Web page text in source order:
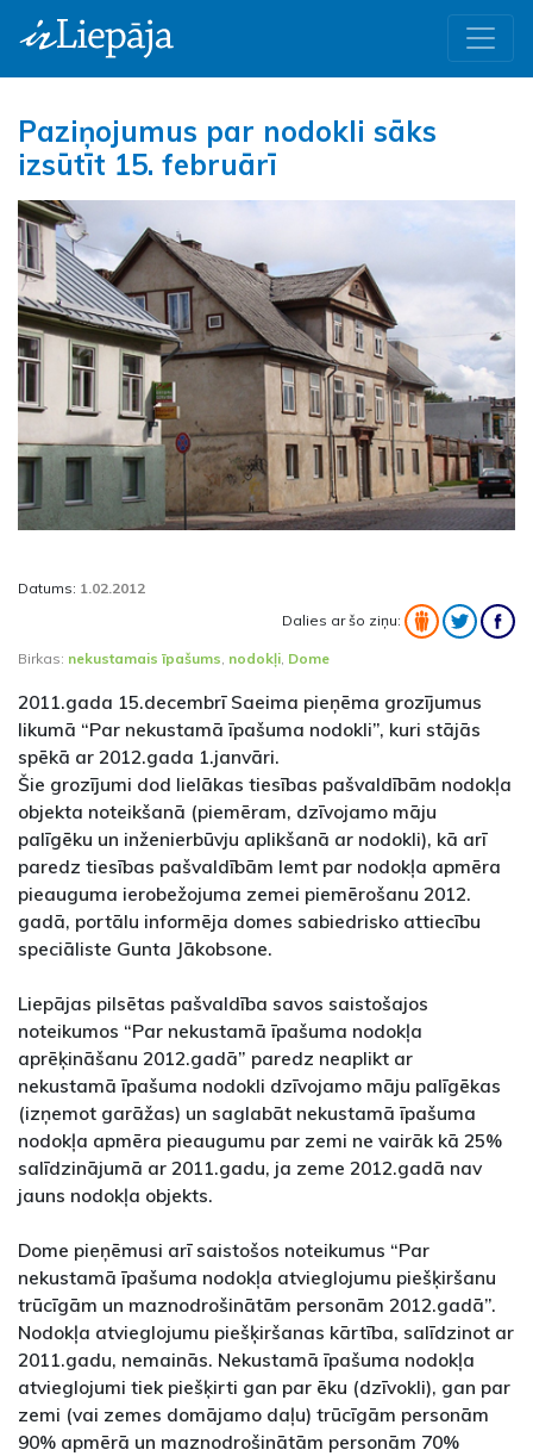
Paziņojumus par nodokli sāks
izsūtīt 15. februārī
Datums: 1.02.2012
Dalies ar šo ziņu:
Birkas: nekustamais īpašums, nodokļi, Dome
2011.gada 15.decembrī Saeima pieņēma grozījumus
likumā “Par nekustamā īpašuma nodokli”, kuri stājās
spēkā ar 2012.gada 1.janvāri.
Šie grozījumi dod lielākas tiesības pašvaldībām nodokļa
objekta noteikšanā (piemēram, dzīvojamo māju
palīgēku un inženierbūvju aplikšanā ar nodokli), kā arī
paredz tiesības pašvaldībām lemt par nodokļa apmēra
pieauguma ierobežojuma zemei piemērošanu 2012.
gadā, portālu informēja domes sabiedrisko attiecību
speciāliste Gunta Jākobsone.
Liepājas pilsētas pašvaldība savos saistošajos
noteikumos “Par nekustamā īpašuma nodokļa
aprēķināšanu 2012.gadā” paredz neaplikt ar
nekustamā īpašuma nodokli dzīvojamo māju palīgēkas
(izņemot garāžas) un saglabāt nekustamā īpašuma
nodokļa apmēra pieaugumu par zemi ne vairāk kā 25%
salīdzinājumā ar 2011.gadu, ja zeme 2012.gadā nav
jauns nodokļa objekts.
Dome pieņēmusi arī saistošos noteikumus “Par
nekustamā īpašuma nodokļa atvieglojumu piešķiršanu
trūcīgām un maznodrošinātām personām 2012.gadā”.
Nodokļa atvieglojumu piešķiršanas kārtība, salīdzinot ar
2011.gadu, nemainās. Nekustamā īpašuma nodokļa
atvieglojumi tiek piešķirti gan par ēku (dzīvokli), gan par
zemi (vai zemes domājamo daļu) trūcīgām personām
90% apmērā un maznodrošinātām personām 70%